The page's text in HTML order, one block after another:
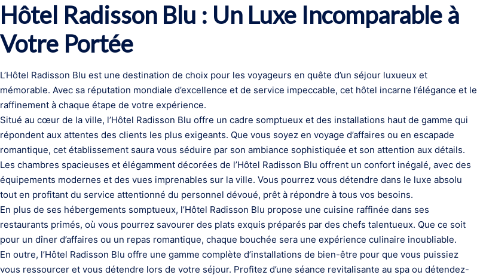
Hôtel Radisson Blu : Un Luxe Incomparable à
Votre Portée
L’Hôtel Radisson Blu est une destination de choix pour les voyageurs en quête d’un séjour luxueux et
mémorable. Avec sa réputation mondiale d’excellence et de service impeccable, cet hôtel incarne l’élégance et le
raffinement à chaque étape de votre expérience.
Situé au cœur de la ville, l’Hôtel Radisson Blu offre un cadre somptueux et des installations haut de gamme qui
répondent aux attentes des clients les plus exigeants. Que vous soyez en voyage d’affaires ou en escapade
romantique, cet établissement saura vous séduire par son ambiance sophistiquée et son attention aux détails.
Les chambres spacieuses et élégamment décorées de l’Hôtel Radisson Blu offrent un confort inégalé, avec des
équipements modernes et des vues imprenables sur la ville. Vous pourrez vous détendre dans le luxe absolu
tout en profitant du service attentionné du personnel dévoué, prêt à répondre à tous vos besoins.
En plus de ses hébergements somptueux, l’Hôtel Radisson Blu propose une cuisine raffinée dans ses
restaurants primés, où vous pourrez savourer des plats exquis préparés par des chefs talentueux. Que ce soit
pour un dîner d’affaires ou un repas romantique, chaque bouchée sera une expérience culinaire inoubliable.
En outre, l’Hôtel Radisson Blu offre une gamme complète d’installations de bien-être pour que vous puissiez
vous ressourcer et vous détendre lors de votre séjour. Profitez d’une séance revitalisante au spa ou détendez-